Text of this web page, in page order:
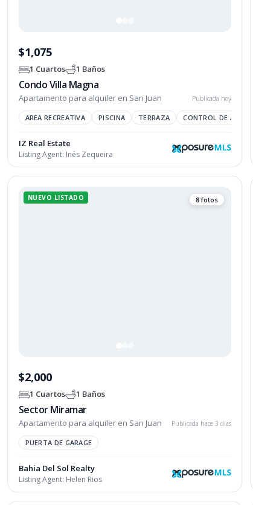
$1,075
1 Cuartos 1 Baños
Condo Villa Magna
Apartamento para alquiler en San Juan Publicada hoy
AREA RECREATIVA PISCINA TERRAZA CONTROL DE ACCESO
IZ Real Estate
Listing Agent: Inés Zequeira
NUEVO LISTADO 8 fotos
$2,000
1 Cuartos 1 Baños
Sector Miramar
Apartamento para alquiler en San Juan Publicada hace 3 días
PUERTA DE GARAGE
Bahia Del Sol Realty
Listing Agent: Helen Rios